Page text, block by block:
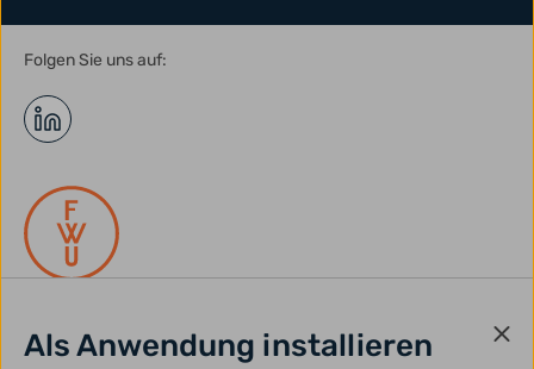
Als Anwendung installieren
Folgen Sie uns auf:
gefördert durch: